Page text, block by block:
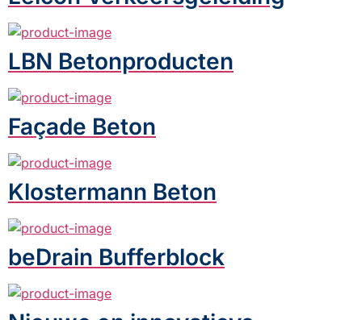
LBN Betonproducten
Façade Beton
Klostermann Beton
beDrain Bufferblock